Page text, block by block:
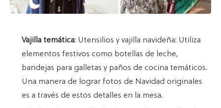
Vajilla temática: Utensilios y vajilla navideña: Utiliza
elementos festivos como botellas de leche,
bandejas para galletas y paños de cocina temáticos.
Una manera de lograr fotos de Navidad originales
es a través de estos detalles en la mesa.